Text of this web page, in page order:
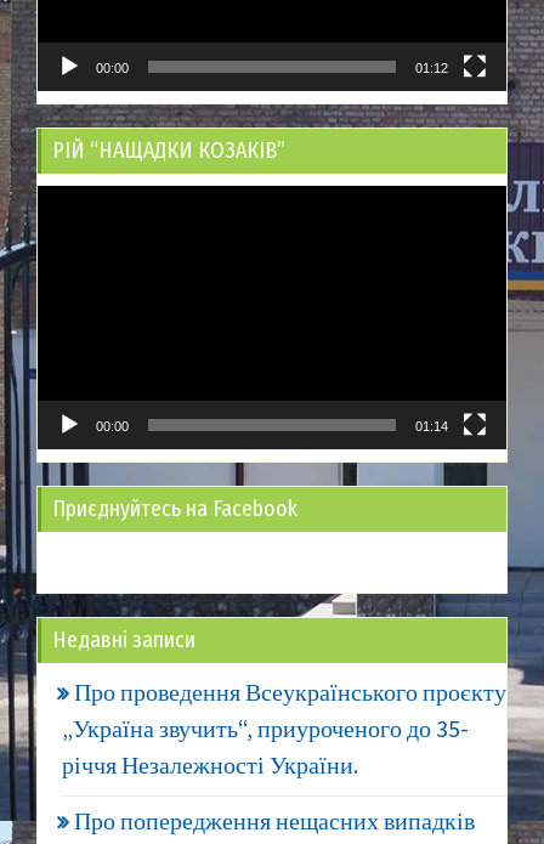
00:00 01:12
РІЙ “НАЩАДКИ КОЗАКІВ”
00:00 01:14
Приєднуйтесь на Facebook
Недавні записи
Про проведення Всеукраїнського проєкту
„Україна звучить“, приуроченого до 35-
річчя Незалежності України.
Про попередження нещасних випадків